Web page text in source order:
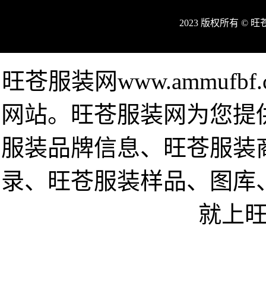
2023 版权所有 ©
旺苍服装网
网站。旺苍服装网为您
服装品牌信息、旺苍服
录、旺苍服装样品、图
就上